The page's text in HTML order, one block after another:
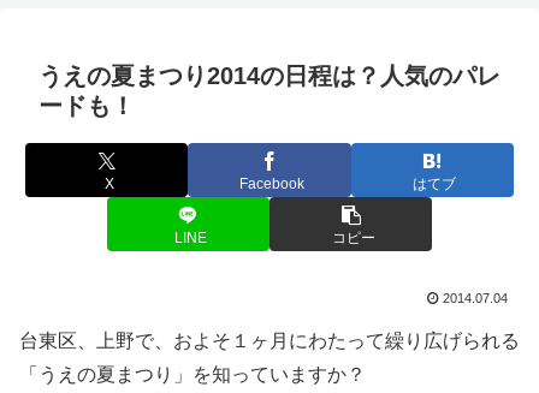
うえの夏まつり2014の日程は？人気のパレ
ードも！
X Facebook はてブ
LINE コピー
2014.07.04
台東区、上野で、およそ１ヶ月にわたって繰り広げられる
「うえの夏まつり」を知っていますか？